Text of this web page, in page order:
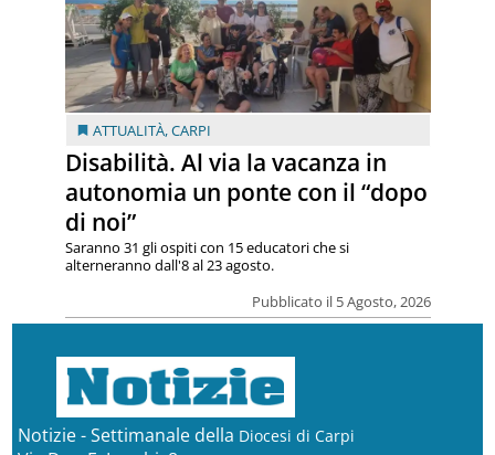
ATTUALITÀ,CARPI
Disabilità. Al via la vacanza in
autonomia un ponte con il “dopo
di noi”
Pubblicato il 5 Agosto, 2026
Saranno 31 gli ospiti con 15 educatori che si
alterneranno dall'8 al 23 agosto.
Notizie - Settimanale della Diocesi di Carpi